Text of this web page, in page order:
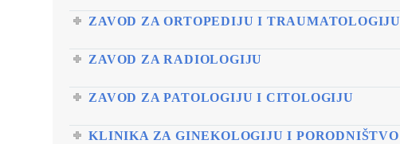
ZAVOD ZA ORTOPEDIJU I TRAUMATOLOGIJU
ZAVOD ZA RADIOLOGIJU
ZAVOD ZA PATOLOGIJU I CITOLOGIJU
KLINIKA ZA GINEKOLOGIJU I PORODNIŠTVO